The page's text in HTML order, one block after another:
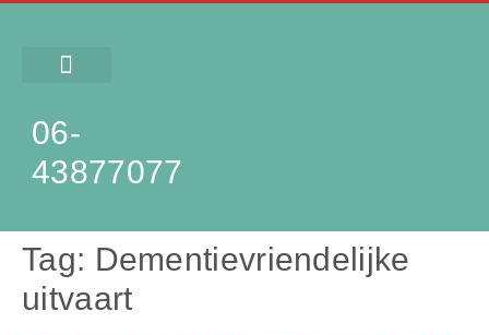
06-
43877077
Tag: Dementievriendelijke
uitvaart